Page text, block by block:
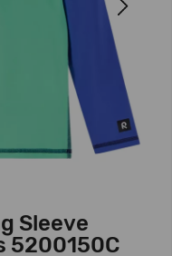
Next
Sleeve
5200150C